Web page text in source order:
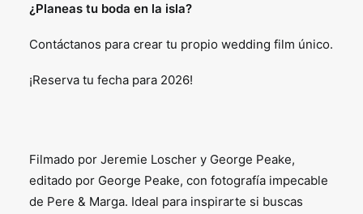
¿Planeas tu boda en la isla?
Contáctanos para crear tu propio wedding film único.
¡Reserva tu fecha para 2026!
Filmado por Jeremie Loscher y George Peake,
editado por George Peake, con fotografía impecable
de Pere & Marga. Ideal para inspirarte si buscas